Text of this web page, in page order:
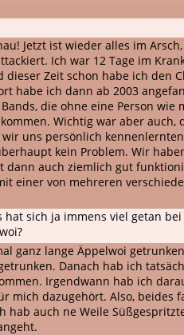
Jetzt ist wieder alles im
Ich war 12 Tage im
dieser Zeit schon habe ich den
habe ich dann ab 2003
die ohne eine Person
Wichtig war aber auch,
uns persönlich
kein Problem. Wir
dann auch ziemlich gut
einer von mehreren
hat sich ja immens viel getan
ganz lange Äppelwoi
Danach hab ich
Irgendwann hab ich
mich dazugehört. Also, beides
hab auch ne Weile